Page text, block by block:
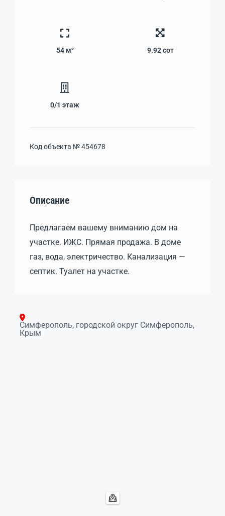
54 м² 9.92 сот
0/1 этаж
Код объекта №454678
Описание
Предлагаем вашему вниманию дом на
участке. ИЖС. Прямая продажа. В доме
газ, вода, электричество. Канализация —
септик. Туалет на участке.
Симферополь, городской округ Симферополь,
Крым